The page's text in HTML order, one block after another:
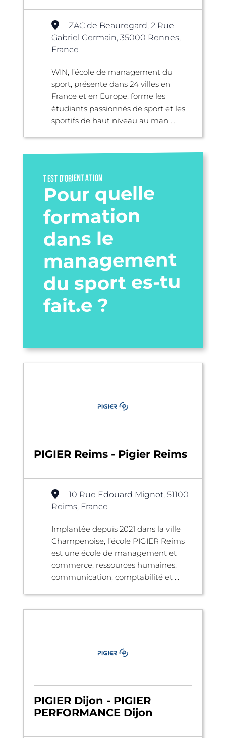
ZAC de Beauregard, 2 Rue
Gabriel Germain, 35000 Rennes,
France
WIN, l’école de management du
sport, présente dans 24 villes en
France et en Europe, forme les
étudiants passionnés de sport et les
sportifs de haut niveau au man ...
TEST D’ORIENTATION
Pour quelle
formation
dans le
management
du sport es-tu
fait.e ?
PIGIER Reims - Pigier Reims
10 Rue Edouard Mignot, 51100
Reims, France
Implantée depuis 2021 dans la ville
Champenoise, l’école PIGIER Reims
est une école de management et
commerce, ressources humaines,
communication, comptabilité et ...
PIGIER Dijon - PIGIER
PERFORMANCE Dijon